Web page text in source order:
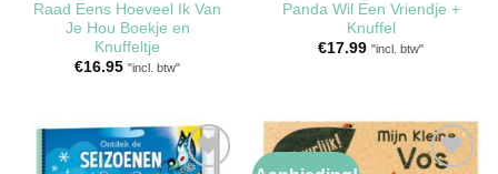
Raad Eens Hoeveel Ik Van
Je Hou Boekje en
Knuffeltje
€16.95 "incl. btw"
Panda Wil Een Vriendje +
Knuffel
€17.99 "incl. btw"